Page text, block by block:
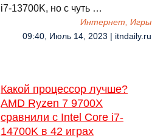
i7-13700K, но с чуть …
Интернет, Игры
09:40, Июль 14, 2023 | itndaily.ru
Какой процессор лучше?
AMD Ryzen 7 9700X
сравнили с Intel Core i7-
14700K в 42 играх